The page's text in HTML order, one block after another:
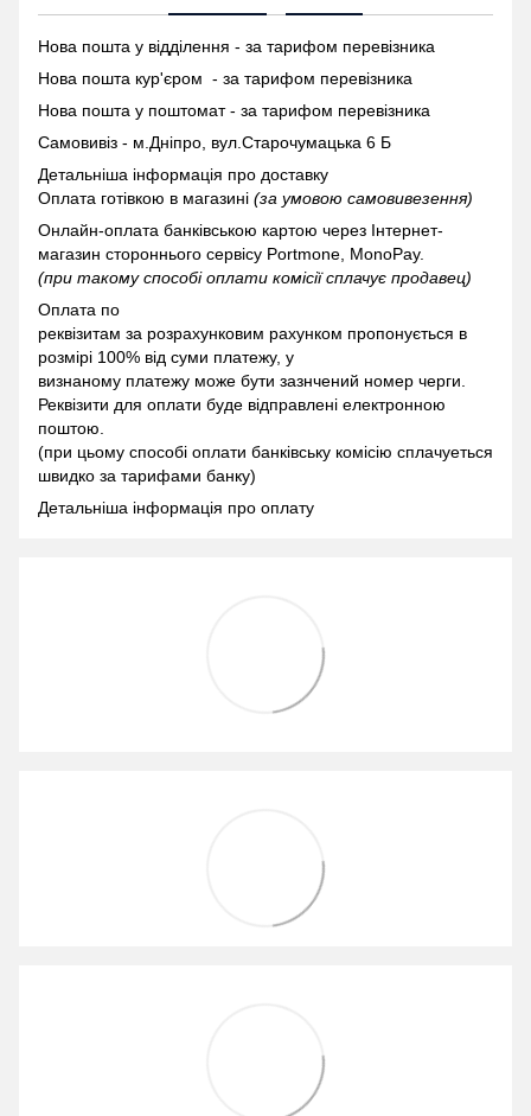
Нова пошта у відділення - за тарифом перевізника
Нова пошта кур'єром - за тарифом перевізника
Нова пошта у поштомат - за тарифом перевізника
Самовивіз - м.Дніпро, вул.Старочумацька 6 Б
Детальніша інформація про доставку
Оплата готівкою в магазині (за умовою самовивезення)
Онлайн-оплата банківською картою через Інтернет-
магазин стороннього сервісу Portmone, MonoPay.
(при такому способі оплати комісії сплачує продавец)
Оплата по
реквізитам за розрахунковим рахунком пропонується в
розмірі 100% від суми платежу, у
визнаному платежу може бути зазнчений номер черги.
Реквізити для оплати буде відправлені електронною
поштою.
(при цьому способі оплати банківську комісію сплачуеться
швидко за тарифами банку)
Детальніша інформація про оплату